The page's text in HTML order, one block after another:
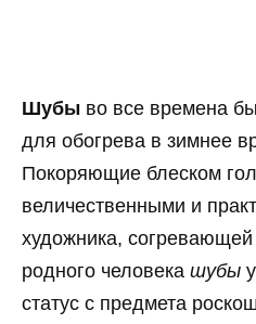
Шубы во все времена
для обогрева в зимнее
Покоряющие блеском
величественными и
художника, согревающей
родного человека шубы
статус с предмета